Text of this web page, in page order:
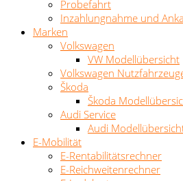
Probefahrt
Inzahlungnahme und
Marken
Volkswagen
VW Modellübersicht
Volkswagen
Škoda
Škoda
Audi Service
Audi
E-Mobilität
E-Rentabilitätsrechner
E-Reichweitenrechner